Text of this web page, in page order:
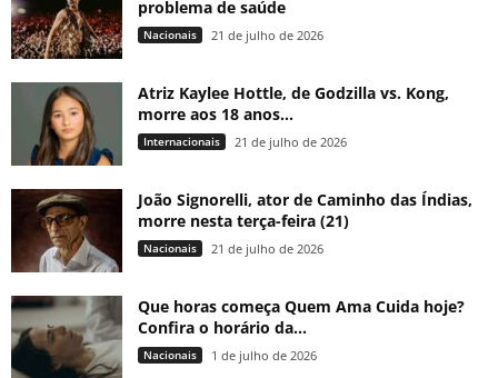
problema de saúde
Nacionais 21 de julho de 2026
Atriz Kaylee Hottle, de Godzilla vs. Kong,
morre aos 18 anos...
Internacionais 21 de julho de 2026
João Signorelli, ator de Caminho das Índias,
morre nesta terça-feira (21)
Nacionais 21 de julho de 2026
Que horas começa Quem Ama Cuida hoje?
Confira o horário da...
Nacionais 1 de julho de 2026